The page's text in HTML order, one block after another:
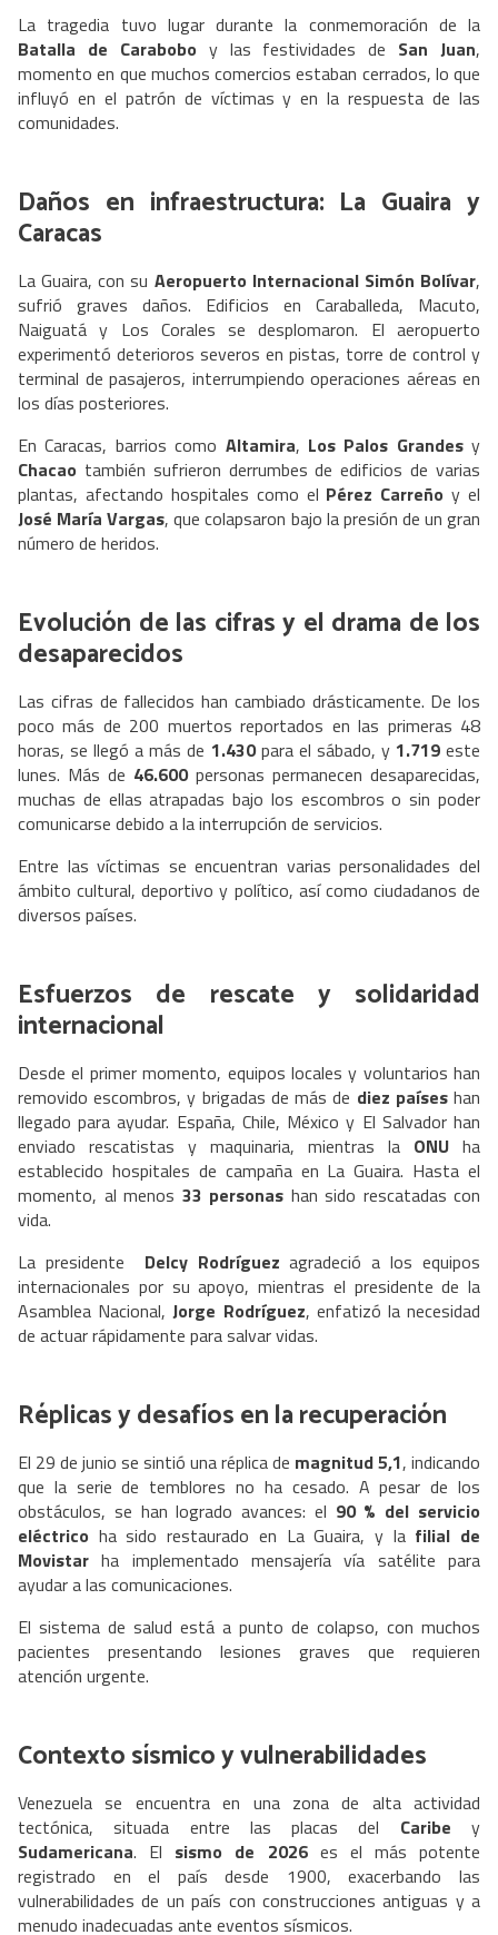
La tragedia tuvo lugar durante la conmemoración de la
Batalla de Carabobo y las festividades de San Juan,
momento en que muchos comercios estaban cerrados, lo que
influyó en el patrón de víctimas y en la respuesta de las
comunidades.
Daños en infraestructura: La Guaira y
Caracas
La Guaira, con su Aeropuerto Internacional Simón Bolívar,
sufrió graves daños. Edificios en Caraballeda, Macuto,
Naiguatá y Los Corales se desplomaron. El aeropuerto
experimentó deterioros severos en pistas, torre de control y
terminal de pasajeros, interrumpiendo operaciones aéreas en
los días posteriores.
En Caracas, barrios como Altamira, Los Palos Grandesy
Chacao también sufrieron derrumbes de edificios de varias
plantas, afectando hospitales como el Pérez Carreño y el
José María Vargas, que colapsaron bajo la presión de un gran
número de heridos.
Evolución de las cifras y el drama de los
desaparecidos
Las cifras de fallecidos han cambiado drásticamente. De los
poco más de 200 muertos reportados en las primeras 48
horas, se llegó a más de 1.430para el sábado, y 1.719este
lunes. Más de 46.600personas permanecen desaparecidas,
muchas de ellas atrapadas bajo los escombros o sin poder
comunicarse debido a la interrupción de servicios.
Entre las víctimas se encuentran varias personalidades del
ámbito cultural, deportivo y político, así como ciudadanos de
diversos países.
Esfuerzos de rescate y solidaridad
internacional
Desde el primer momento, equipos locales y voluntarios han
removido escombros, y brigadas de más de diez paíseshan
llegado para ayudar. España, Chile, México y El Salvador han
enviado rescatistas y maquinaria, mientras la ONU ha
establecido hospitales de campaña en La Guaira. Hasta el
momento, al menos 33 personas han sido rescatadas con
vida.
La presidente Delcy Rodríguez agradeció a los equipos
internacionales por su apoyo, mientras el presidente de la
Asamblea Nacional,Jorge Rodríguez, enfatizó la necesidad
de actuar rápidamente para salvar vidas.
Réplicas y desafíos en la recuperación
El 29 de junio se sintió una réplica de magnitud 5,1, indicando
que la serie de temblores no ha cesado. A pesar de los
obstáculos, se han logrado avances: el 90 % del servicio
eléctrico ha sido restaurado en La Guaira, y la filial de
Movistar ha implementado mensajería vía satélite para
ayudar a las comunicaciones.
El sistema de salud está a punto de colapso, con muchos
pacientes presentando lesiones graves que requieren
atención urgente.
Contexto sísmico y vulnerabilidades
Venezuela se encuentra en una zona de alta actividad
tectónica, situada entre las placas del Caribe y
Sudamericana. El sismo de 2026es el más potente
registrado en el país desde 1900, exacerbando las
vulnerabilidades de un país con construcciones antiguas y a
menudo inadecuadas ante eventos sísmicos.